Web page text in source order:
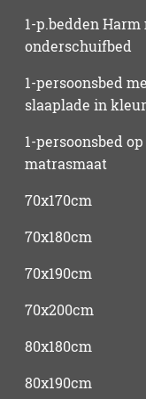
1-p.bedden Harm
onderschuifbed
1-persoonsbed
slaaplade in kleur
1-persoonsbed op
matrasmaat
70x170cm
70x180cm
70x190cm
70x200cm
80x180cm
80x190cm